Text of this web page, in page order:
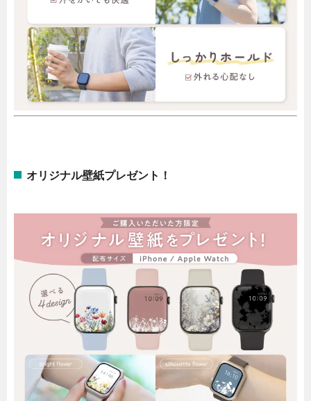
オリジナル壁紙プレゼント！